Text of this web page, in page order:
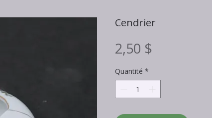
Cendrier
2,50 $
Quantité *